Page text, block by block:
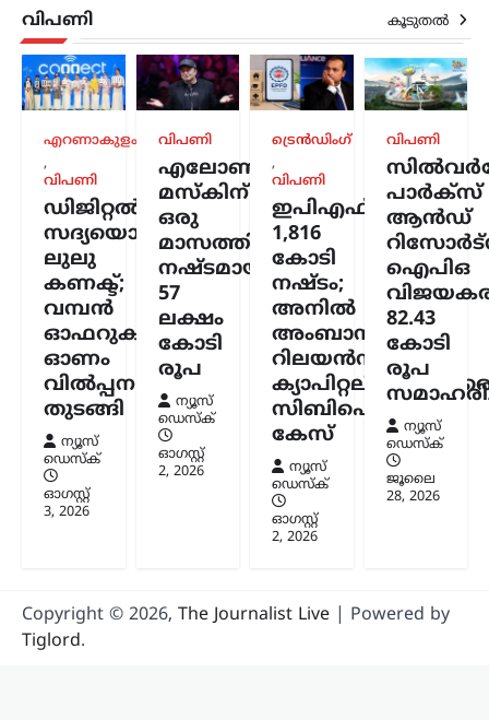
ന്യൂസ് ഡെസ്ക്
ഓഗസ്റ്റ്‌ 7, 2026
കേന്ദ്ര സർക്കാറിന്റെ എഥനോൾ-
പെട്രോൾ നയത്തിനെതിരെ രൂക്ഷ
വിമർശനവുമായി സിപിഐഎം പോളിറ്റ്
ബ്യൂറോ. ഭക്ഷ്യവിളകൾ ഇന്ധന
ഉൽപ്പാദനത്തിനായി വ്യാപകമായി
ഉപയോഗിക്കുന്നത് രാജ്യത്തിന്റെ
ഭക്ഷ്യസുരക്ഷയെ ബാധിക്കുമെന്നാണ്
പാർട്ടി മുന്നറിയിപ്പ് നൽകിയത്.…
വിപണി കൂടുതൽ
എറണാകുളം
,
വിപണി
ഡിജിറ്റൽ
സദ്യയൊരുക്കി
ലുലു
കണക്ട്;
വമ്പൻ
ഓഫറുകളുമായി
ഓണം
വിൽപ്പന
തുടങ്ങി
ന്യൂസ്
ഡെസ്ക്
ഓഗസ്റ്റ്‌
3, 2026
വിപണി
എലോൺ
മസ്കിന്
ഒരു
മാസത്തിനുള്ളിൽ
നഷ്ടമായത്
57
ലക്ഷം
കോടി
രൂപ
ന്യൂസ്
ഡെസ്ക്
ഓഗസ്റ്റ്‌
2, 2026
ട്രെൻഡിംഗ്
,
വിപണി
ഇപിഎഫ്ഒയ്ക്ക്
1,816
കോടി
നഷ്ടം;
അനിൽ
അംബാനിക്കും
റിലയൻസ്
സിബിഐ
കേസ്
ന്യൂസ്
ഡെസ്ക്
ഓഗസ്റ്റ്‌
2, 2026
വിപണി
പാർക്സ്
ആൻഡ്
ഐപിഒ
82.43
കോടി
രൂപ
ന്യൂസ്
ഡെസ്ക്
ജൂലൈ
28, 2026
Copyright © 2026, The Journalist Live | Powered by
Tiglord.